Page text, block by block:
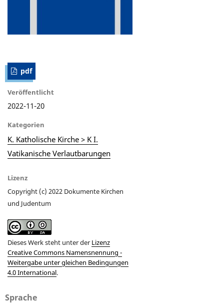
pdf
Veröffentlicht
2022-11-20
Kategorien
K. Katholische Kirche > K I.
Vatikanische Verlautbarungen
Lizenz
Copyright (c) 2022 Dokumente Kirchen
und Judentum
Dieses Werk steht unter der Lizenz
Creative Commons Namensnennung -
Weitergabe unter gleichen Bedingungen
4.0 International.
Sprache